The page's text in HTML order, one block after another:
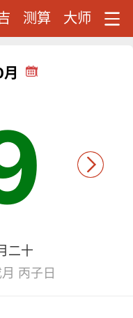
测算 大师
二十
丙子日